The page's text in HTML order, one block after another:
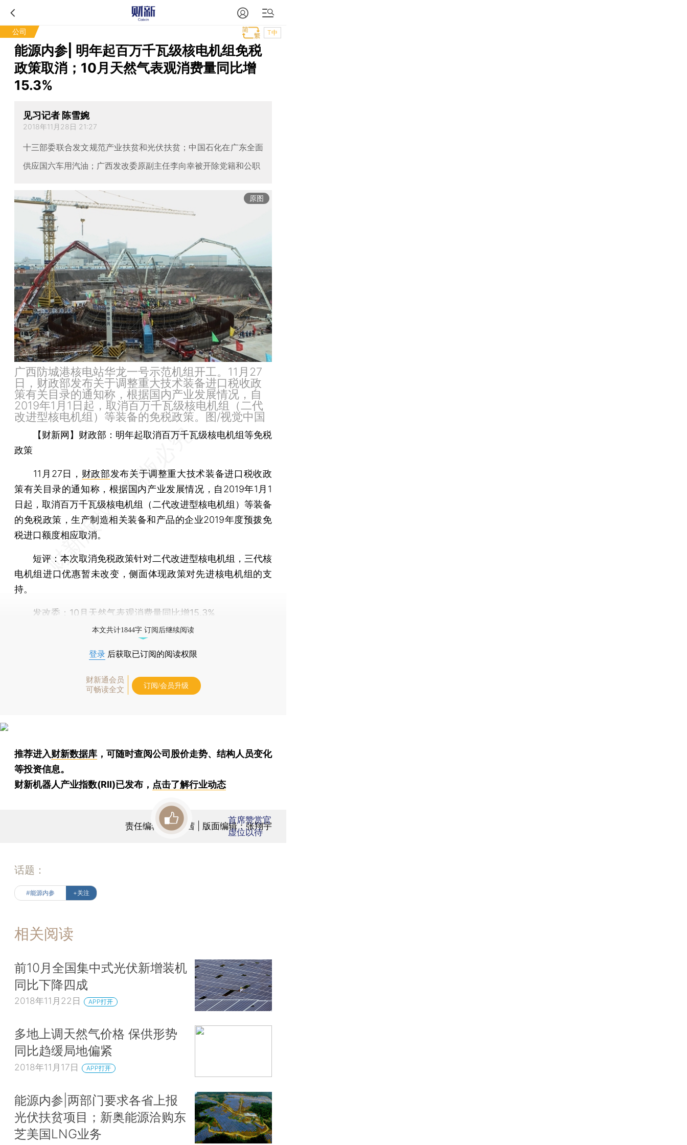
公司 T中
能源内参| 明年起百万千瓦级核电机组免税
政策取消；10月天然气表观消费量同比增
15.3%
见习记者 陈雪婉
2018年11月28日 21:27
十三部委联合发文规范产业扶贫和光伏扶贫；中国石化在广东全面
供应国六车用汽油；广西发改委原副主任李向幸被开除党籍和公职
原图
广西防城港核电站华龙一号示范机组开工。11月27
日，财政部发布关于调整重大技术装备进口税收政
策有关目录的通知称，根据国内产业发展情况，自
2019年1月1日起，取消百万千瓦级核电机组（二代
改进型核电机组）等装备的免税政策。图/视觉中国
【财新网】财政部：明年起取消百万千瓦级核电机组等免税
政策
11月27日， 财政部发布关于调整重大技术装备进口税收政
策有关目录的通知称，根据国内产业发展情况，自2019年1月1
日起，取消百万千瓦级核电机组（二代改进型核电机组）等装备
的免税政策，生产制造相关装备和产品的企业2019年度预拨免
税进口额度相应取消。
短评： 本次取消免税政策针对二代改进型核电机组，三代核
电机组进口优惠暂未改变，侧面体现政策对先进核电机组的支
持。
发改委：10月天然气表观消费量同比增15.3%
本文共计1844字 订阅后继续阅读
登录 后获取已订阅的阅读权限
财新通会员
可畅读全文
订阅/会员升级
推荐进入财新数据库 ，可随时查阅公司股价走势、结构人员变化
等投资信息。
财新机器人产业指数(RII)已发布， 点击了解行业动态
责任编辑：黄凯茜 | 版面编辑：张翔宇
首席赞赏官
虚位以待
话题：
#能源内参 +关注
相关阅读
前10月全国集中式光伏新增装机
同比下降四成
2018年11月22日 APP打开
多地上调天然气价格 保供形势
同比趋缓局地偏紧
2018年11月17日 APP打开
能源内参|两部门要求各省上报
光伏扶贫项目；新奥能源洽购东
芝美国LNG业务